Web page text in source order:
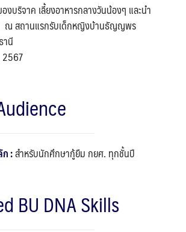
งบริจาค เลี้ยงอาหารกลางวันน้องๆ และนำ
ณ สถานแรกรับเด็กหญิงบ้านธัญญพร
นี
:สำหรับนักศึกษากู้ยืม กยศ. ทุกชั้นปี
BU DNA Skills